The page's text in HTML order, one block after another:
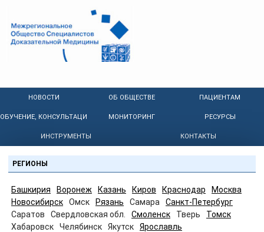
НОВОСТИ ОБ ОБЩЕСТВЕ ПАЦИЕНТАМ
ОБУЧЕНИЕ, КОНСУЛЬТАЦИИ МОНИТОРИНГ РЕСУРСЫ
ИНСТРУМЕНТЫ КОНТАКТЫ
РЕГИОНЫ
Башкирия Воронеж Казань Киров Краснодар
Москва
Новосибирск
Омск Рязань Самара
Санкт-Петербург
Саратов
Свердловская обл. Смоленск Тверь
Томск
Хабаровск
Челябинск Якутск Ярославль